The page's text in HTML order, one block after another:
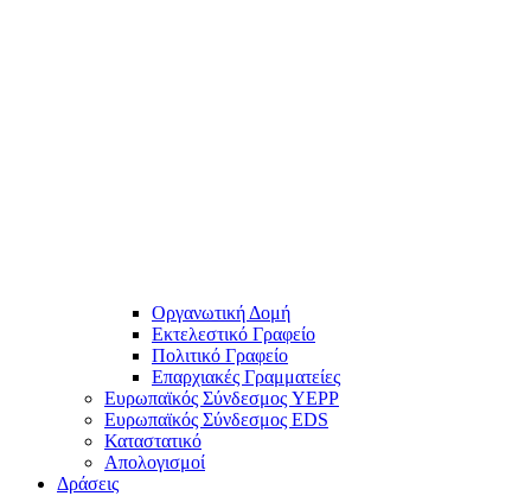
Οργανωτική Δομή
Εκτελεστικό Γραφείο
Πολιτικό Γραφείο
Επαρχιακές Γραμματείες
Ευρωπαϊκός Σύνδεσμος YEPP
Ευρωπαϊκός Σύνδεσμος EDS
Καταστατικό
Απολογισμοί
Δράσεις